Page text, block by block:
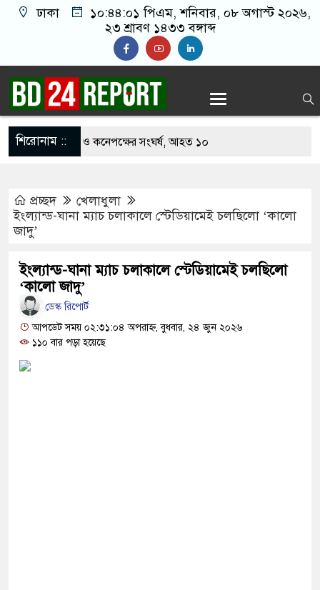
ঢাকা ১০:৪৪:০২ পিএম, শনিবার, ০৮ অগাস্ট ২০২৬,
২৩ শ্রাবণ ১৪৩৩ বঙ্গাব্দ
শিরোনাম ::
খাবার নিয়ে বর ও কনেপক্ষের সংঘর্ষ, আহত ১০
শঙ্কায় দেশজুড়ে পুলিশের সতর্কতা জারি
আ.লীগের গোপন বৈঠক থেকে গ্রেপ্তার ৬
যুবদল সভাপতি আটক, ভিডিও ভাইরাল
দায়ী থাকবে জামায়াত-এনসিপি: রাশেদ খাঁন
দিলেন জামায়াত বহিষ্কাকৃত গাজী নজরুলের ১২
প্রচ্ছদ
খেলাধুলা
ইংল্যান্ড-ঘানা ম্যাচ চলাকালে স্টেডিয়ামেই চলছিলো ‘কালো
জাদু’
ইংল্যান্ড-ঘানা ম্যাচ চলাকালে স্টেডিয়ামেই চলছিলো
‘কালো জাদু’
ডেস্ক রিপোর্ট
আপডেট সময় ০২:৩১:০৪ অপরাহ্ন, বুধবার, ২৪ জুন ২০২৬
১১০ বার পড়া হয়েছে